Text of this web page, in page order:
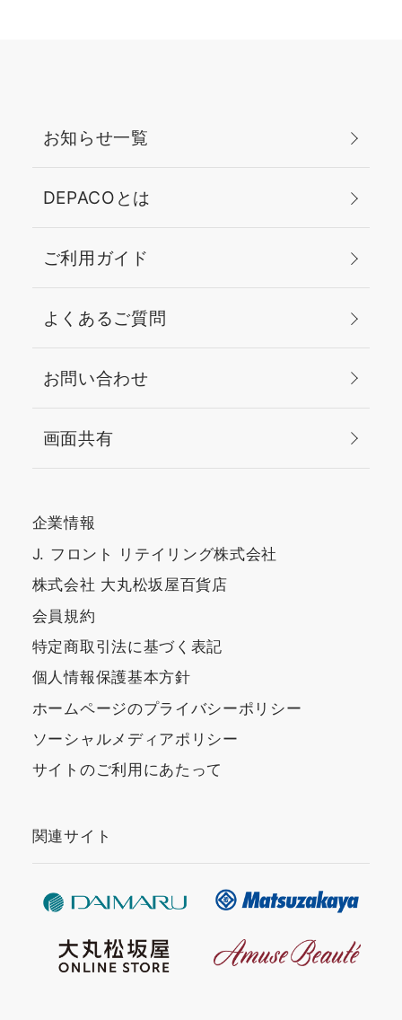
お知らせ一覧
DEPACOとは
ご利用ガイド
よくあるご質問
お問い合わせ
画面共有
企業情報
J. フロント リテイリング株式会社
株式会社 大丸松坂屋百貨店
会員規約
特定商取引法に基づく表記
個人情報保護基本方針
ホームページのプライバシーポリシー
ソーシャルメディアポリシー
サイトのご利用にあたって
関連サイト